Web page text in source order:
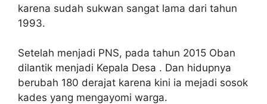
karena sudah sukwan sangat lama dari tahun
1993.
Setelah menjadi PNS, pada tahun 2015 Oban
dilantik menjadi Kepala Desa . Dan hidupnya
berubah 180 derajat karena kini ia mejadi sosok
kades yang mengayomi warga.